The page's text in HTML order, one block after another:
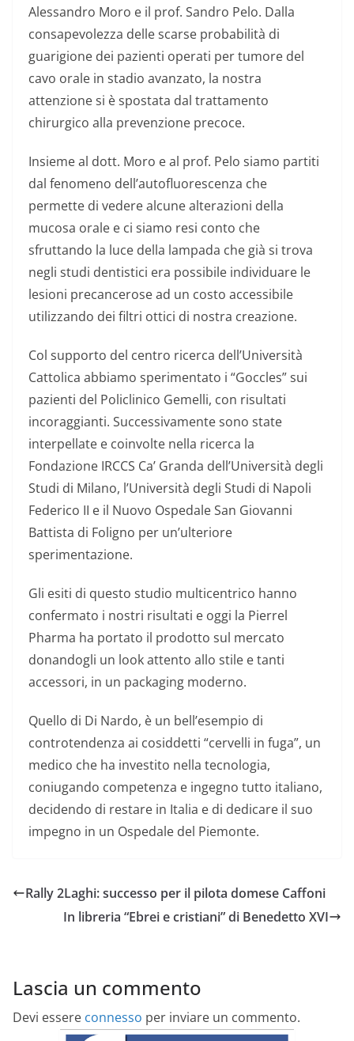
Alessandro Moro e il prof. Sandro Pelo. Dalla
consapevolezza delle scarse probabilità di
guarigione dei pazienti operati per tumore del
cavo orale in stadio avanzato, la nostra
attenzione si è spostata dal trattamento
chirurgico alla prevenzione precoce.
Insieme al dott. Moro e al prof. Pelo siamo partiti
dal fenomeno dell’autofluorescenza che
permette di vedere alcune alterazioni della
mucosa orale e ci siamo resi conto che
sfruttando la luce della lampada che già si trova
negli studi dentistici era possibile individuare le
lesioni precancerose ad un costo accessibile
utilizzando dei filtri ottici di nostra creazione.
Col supporto del centro ricerca dell’Università
Cattolica abbiamo sperimentato i “Goccles” sui
pazienti del Policlinico Gemelli, con risultati
incoraggianti. Successivamente sono state
interpellate e coinvolte nella ricerca la
Fondazione IRCCS Ca’ Granda dell’Università degli
Studi di Milano, l’Università degli Studi di Napoli
Federico II e il Nuovo Ospedale San Giovanni
Battista di Foligno per un’ulteriore
sperimentazione.
Gli esiti di questo studio multicentrico hanno
confermato i nostri risultati e oggi la Pierrel
Pharma ha portato il prodotto sul mercato
donandogli un look attento allo stile e tanti
accessori, in un packaging moderno.
Quello di Di Nardo, è un bell’esempio di
controtendenza ai cosiddetti “cervelli in fuga”, un
medico che ha investito nella tecnologia,
coniugando competenza e ingegno tutto italiano,
decidendo di restare in Italia e di dedicare il suo
impegno in un Ospedale del Piemonte.
Rally 2Laghi: successo per il pilota domese Caffoni
In libreria “Ebrei e cristiani” di Benedetto XVI
Lascia un commento
Devi essere connesso per inviare un commento.